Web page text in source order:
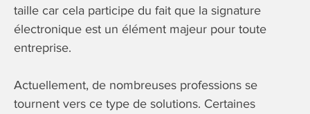
taille car cela participe du fait que la signature
électronique est un élément majeur pour toute
entreprise.
Actuellement, de nombreuses professions se
tournent vers ce type de solutions. Certaines